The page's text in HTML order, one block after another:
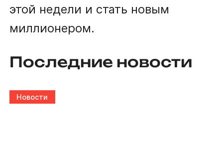
этой недели и стать новым
миллионером.
Последние новости
Новости